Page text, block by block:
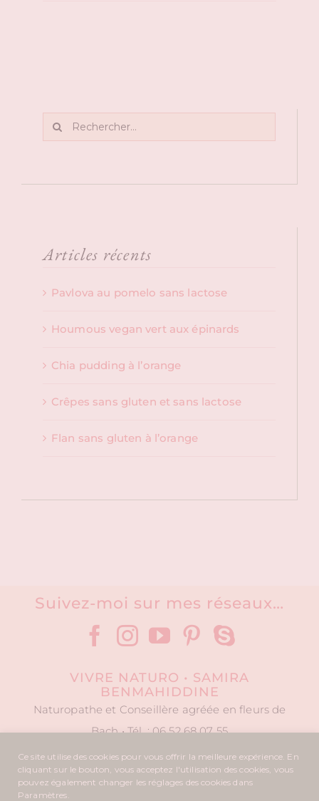
Rechercher:
Articles récents
Pavlova au pomelo sans lactose
Houmous vegan vert aux épinards
Chia pudding à l’orange
Crêpes sans gluten et sans lactose
Flan sans gluten à l’orange
Suivez-moi sur mes réseaux…
VIVRE NATURO • SAMIRA
BENMAHIDDINE
Naturopathe et Conseillère agréée en fleurs de
Bach • Tél. : 06 52 68 07 55
Copyright © 2015 Vivre Naturo. Tous droits réservés. |
Ce site utilise des cookies pour vous offrir la meilleure expérience. En
cliquant sur le bouton, vous acceptez l'utilisation des cookies, vous
pouvez également changer les réglages des cookies dans
Paramètres.